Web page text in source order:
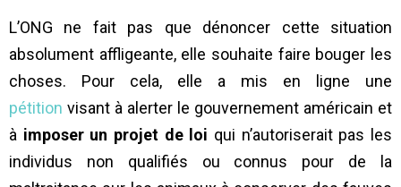
L’ONG ne fait pas que dénoncer cette situation
absolument affligeante, elle souhaite faire bouger les
choses. Pour cela, elle a mis en ligne une
pétition visant à alerter le gouvernement américain et
à imposer un projet de loi qui n’autoriserait pas les
individus non qualifiés ou connus pour de la